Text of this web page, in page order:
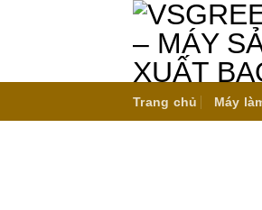
Trang chủ Máy